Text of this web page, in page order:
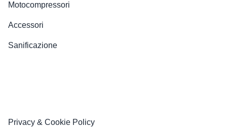
Motocompressori
Accessori
Sanificazione
Privacy & Cookie Policy